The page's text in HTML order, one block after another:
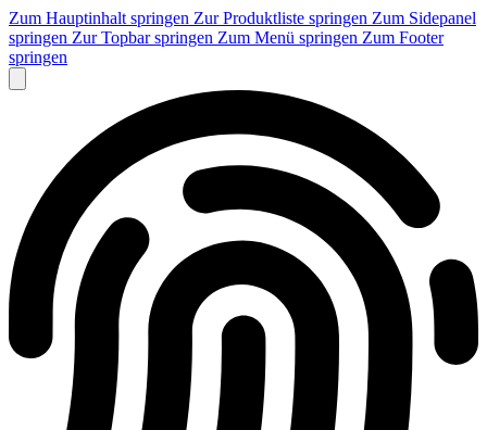
Zum Hauptinhalt springen Zur Produktliste springen Zum Sidepanel
springen Zur Topbar springen Zum Menü springen Zum Footer
springen